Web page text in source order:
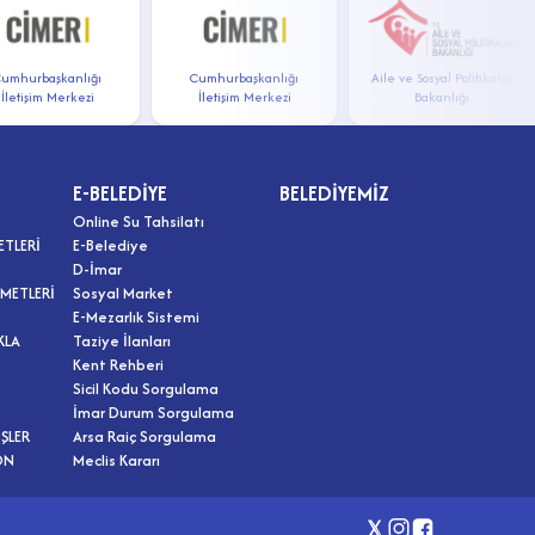
Merkezi
Cumhurbaşkanlığı
İletişim Merkezi
Aile ve Sosyal Politikalar
Bakanlığı
E-BELEDİYE
Online Su Tahsilatı
E-Belediye
D-İmar
Sosyal Market
E-Mezarlık Sistemi
Taziye İlanları
Kent Rehberi
Sicil Kodu Sorgulama
İmar Durum Sorgulama
Arsa Raiç Sorgulama
Meclis Kararı
BELEDİYEMİZ